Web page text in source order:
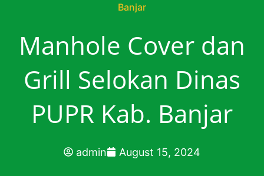
Banjar
Manhole Cover dan
Grill Selokan Dinas
PUPR Kab. Banjar
admin August 15, 2024